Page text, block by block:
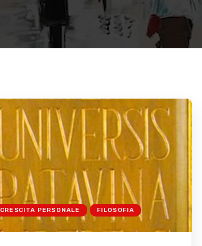
CRESCITA PERSONALE FILOSOFIA